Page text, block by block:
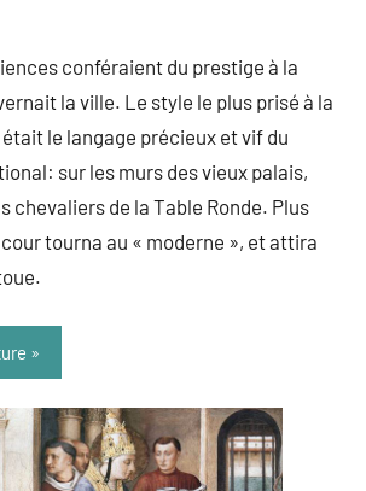
conféraient du prestige à la
la ville. Le style le plus prisé à la
le langage précieux et vif du
sur les murs des vieux palais,
chevaliers de la Table Ronde. Plus
tourna au « moderne », et attira